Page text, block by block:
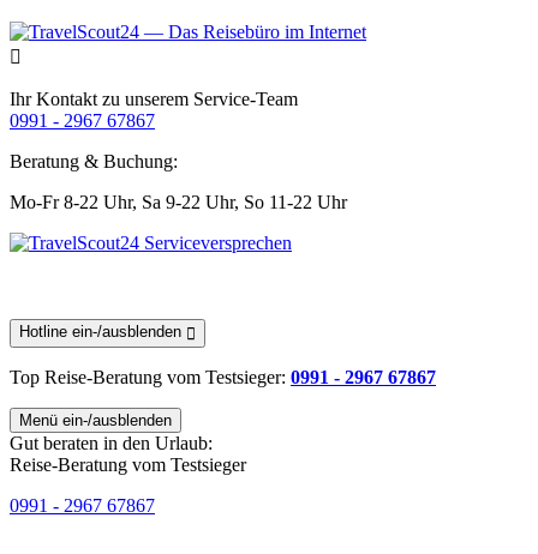
Ihr Kontakt zu unserem Service-Team
0991 - 2967 67867
Beratung & Buchung:
Mo-Fr 8-22 Uhr, Sa 9-22 Uhr, So 11-22 Uhr
Hotline ein-/ausblenden
Top Reise-Beratung vom Testsieger: 0991 - 2967 67867
Menü ein-/ausblenden
Gut beraten in den Urlaub:
Reise-Beratung vom Testsieger
0991 - 2967 67867